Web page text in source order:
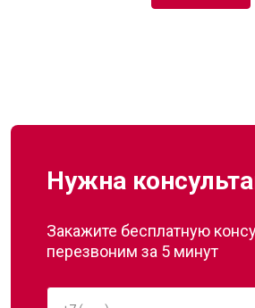
Нужна
Закажите бесплатную
перезвоним за 5 минут